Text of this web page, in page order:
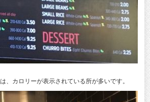
、カロリーが表示されている所が多いです。